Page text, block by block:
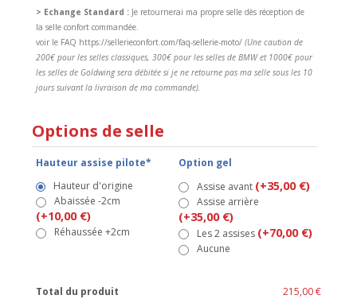
Options de selle
Hauteur assise pilote*
Hauteur d'origine
Abaissée -2cm
(+10,00 €)
Réhaussée +2cm
Option gel
Assise avant (+35,00 €)
Assise arrière
(+35,00 €)
Les 2 assises (+70,00 €)
Aucune
> Echange Standard :Je retournerai ma propre selle dès réception de
la selle confort commandée.
voir le FAQ https://sellerieconfort.com/faq-sellerie-moto/ (Une caution de
200€ pour les selles classiques, 300€ pour les selles de BMW et 1000€ pour
les selles de Goldwing sera débitée si je ne retourne pas ma selle sous les 10
jours suivant la livraison de ma commande).
Total du produit
215,00 €